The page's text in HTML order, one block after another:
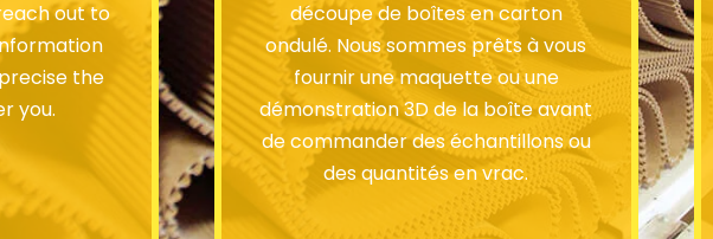
out to
the
you.
découpe de boîtes en carton
ondulé. Nous sommes prêts à vous
fournir une maquette ou une
démonstration 3D de la boîte avant
de commander des échantillons ou
des quantités en vrac.